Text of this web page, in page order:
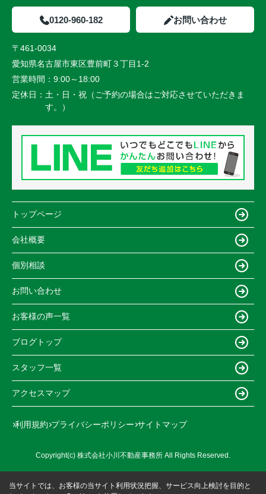
0120-960-182 お問い合わせ
〒461-0034
愛知県名古屋市東区豊前町３丁目1-2
営業時間： 9:00～18:00
定休日： 土・日・祝（ご予約の場合はご対応させていただきま
す。）
トップページ
会社概要
個別相談
お問い合わせ
お客様の声一覧
ブログトップ
スタッフ一覧
アクセスマップ
利用規約 プライバシーポリシー サイトマップ
Copyright(c) 株式会社小川不動産事務所 All Rights Reserved.
当サイトでは、お客様の当サイト利用状況把握、サービス向上検討を目的と